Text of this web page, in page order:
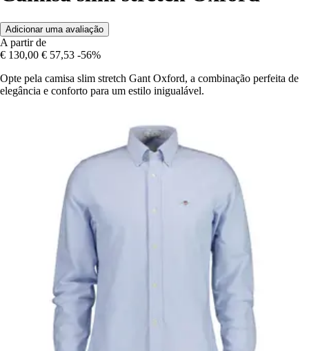
Adicionar uma avaliação
A partir de
€ 130,00 € 57,53 -56%
Opte pela camisa slim stretch Gant Oxford, a combinação perfeita de
elegância e conforto para um estilo inigualável.